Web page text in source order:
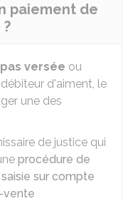
paiement de
versée ou
d'aiment, le
une des
de justice qui
procédure de
saisie sur compte
vente